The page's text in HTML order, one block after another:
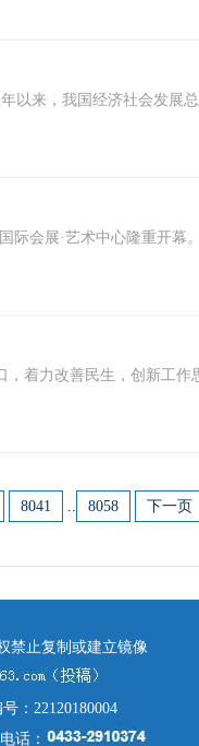
来，我国经济社会发展总
际会展·艺术中心隆重开幕
，着力改善民生，创新工作
8041 .. 8058 下一页
禁止复制或建立镜像
：22120180004
话：